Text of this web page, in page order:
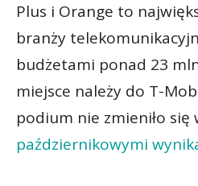
Plus i Orange to
branży
budżetami ponad 23
miejsce należy do T-
podium nie zmieniło
październikowymi